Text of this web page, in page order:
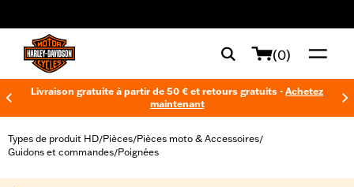
(0)
Livraison gratuite à partir de 50 € et retours gratuits - Achetez
maintenant
Types de produit HD/Pièces/Pièces moto & Accessoires/
Guidons et commandes/Poignées